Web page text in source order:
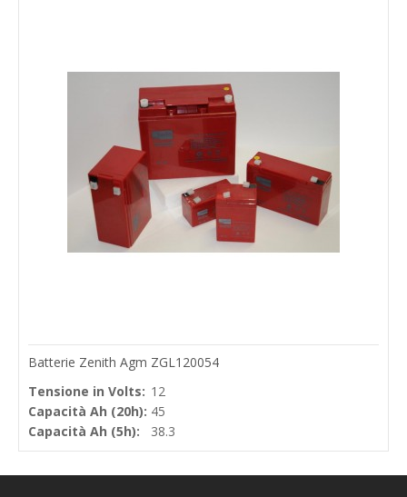
Batterie Zenith Agm ZGL120054
Tensione in Volts: 12
Capacità Ah (20h): 45
Capacità Ah (5h):
38.3